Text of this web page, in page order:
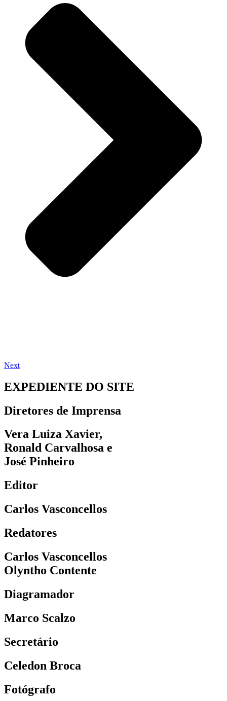
Next
EXPEDIENTE DO SITE
Diretores de Imprensa
Vera Luiza Xavier,
Ronald Carvalhosa e
José Pinheiro
Editor
Carlos Vasconcellos
Redatores
Carlos Vasconcellos
Olyntho Contente
Diagramador
Marco Scalzo
Secretário
Celedon Broca
Fotógrafo